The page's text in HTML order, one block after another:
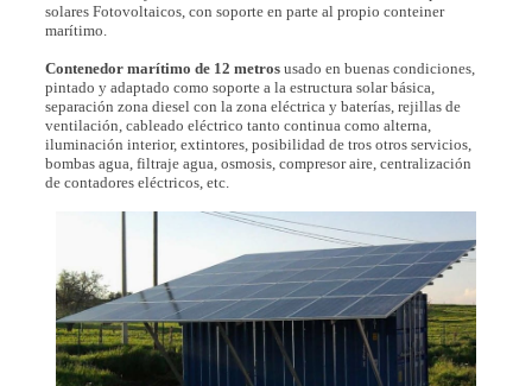
solares Fotovoltaicos, con soporte en parte al propio conteiner
marítimo.
Contenedor marítimo de 12 metros usado en buenas condiciones,
pintado y adaptado como soporte a la estructura solar básica,
separación zona diesel con la zona eléctrica y baterías, rejillas de
ventilación, cableado eléctrico tanto continua como alterna,
iluminación interior, extintores, posibilidad de tros otros servicios,
bombas agua, filtraje agua, osmosis, compresor aire, centralización
de contadores eléctricos, etc.